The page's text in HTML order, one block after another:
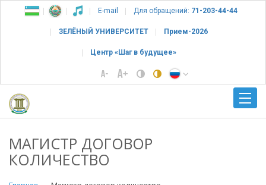
E-mail Для обращений: 71-203-44-44
ЗЕЛЁНЫЙ УНИВЕРСИТЕТ Прием-2026
Центр «Шаг в будущее»
МАГИСТР ДОГОВОР
КОЛИЧЕСТВО